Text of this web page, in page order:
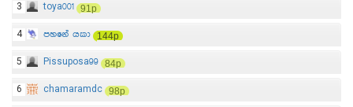
3 toya001 91p
4 පහනේ යකා 144p
5 Pissuposa99 84p
6 chamaramdc 98p